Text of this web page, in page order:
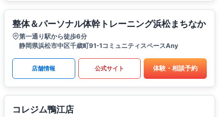
整体＆パーソナル体幹トレーニング浜松まちなか
第一通り駅から徒歩6分
静岡県浜松市中区千歳町91-1コミュニティスペースAny
店舗情報 公式サイト 体験・相談予約
コレジム鴨江店